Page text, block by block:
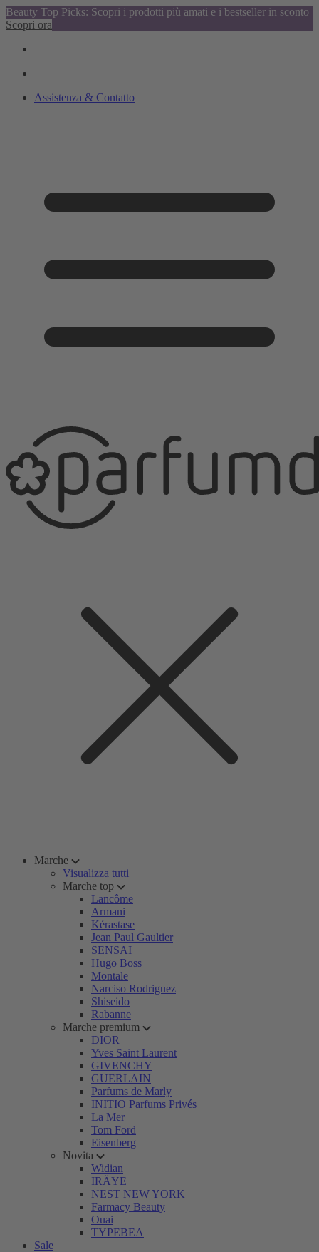
Beauty Top Picks: Scopri i prodotti più amati e i bestseller in sconto
Scopri ora
Assistenza & Contatto
Marche
Visualizza tutti
Marche top
Lancôme
Armani
Kérastase
Jean Paul Gaultier
SENSAI
Hugo Boss
Montale
Narciso Rodriguez
Shiseido
Rabanne
Marche premium
DIOR
Yves Saint Laurent
GIVENCHY
GUERLAIN
Parfums de Marly
INITIO Parfums Privés
La Mer
Tom Ford
Eisenberg
Novita
Widian
IRÄYE
NEST NEW YORK
Farmacy Beauty
Ouai
TYPEBEA
Sale